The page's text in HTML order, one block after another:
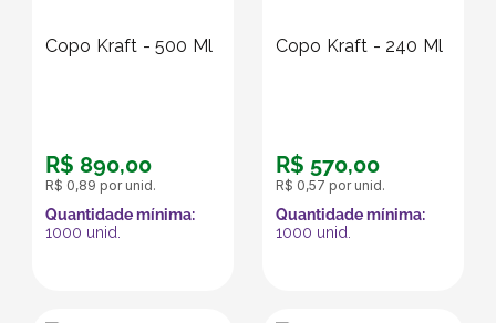
Copo Kraft - 500 Ml
R$ 890,00
R$ 0,89 por unid.
Quantidade mínima:
1000 unid.
Copo Kraft - 240 Ml
R$ 570,00
R$ 0,57 por unid.
Quantidade mínima:
1000 unid.